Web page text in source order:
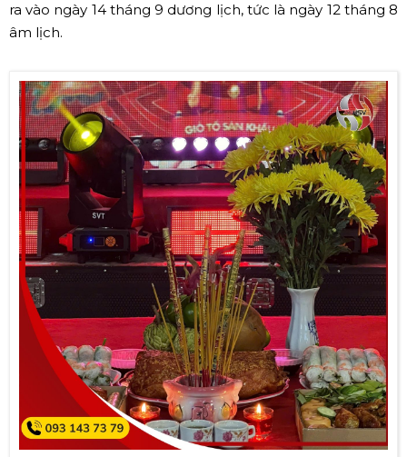
ra vào ngày 14 tháng 9 dương lịch, tức là ngày 12 tháng 8
âm lịch.